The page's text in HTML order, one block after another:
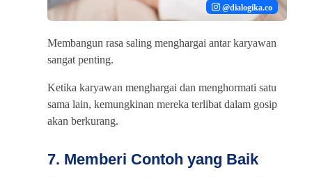
@dialogika.co
Membangun rasa saling menghargai antar karyawan
sangat penting.
Ketika karyawan menghargai dan menghormati satu
sama lain, kemungkinan mereka terlibat dalam gosip
akan berkurang.
7. Memberi Contoh yang Baik